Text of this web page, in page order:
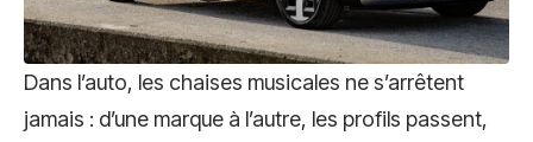
Dans l’auto, les chaises musicales ne s’arrêtent
jamais : d’une marque à l’autre, les profils passent,